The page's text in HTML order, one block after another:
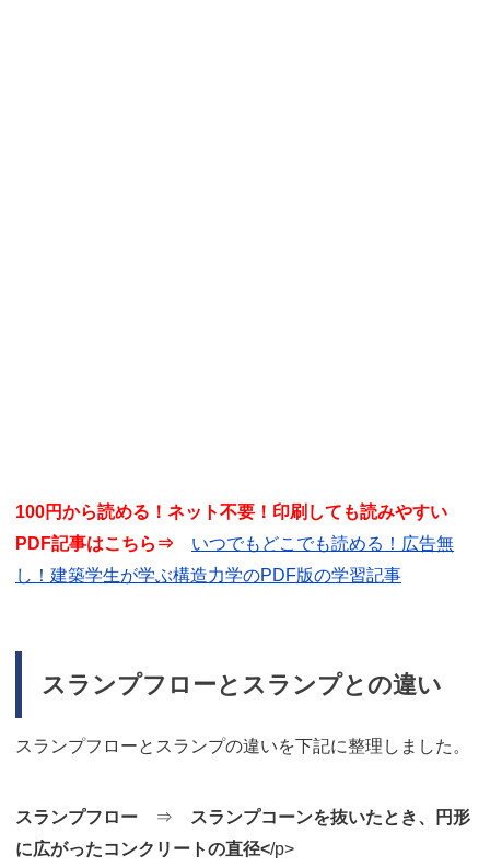
100円から読める！ネット不要！印刷しても読みやすい
PDF記事はこちら⇒ いつでもどこでも読める！広告無
し！建築学生が学ぶ構造力学のPDF版の学習記事
スランプフローとスランプとの違い
スランプフローとスランプの違いを下記に整理しました。
スランプフロー ⇒
スランプコーンを抜いたとき、円形
に広がったコンクリートの直径</p>